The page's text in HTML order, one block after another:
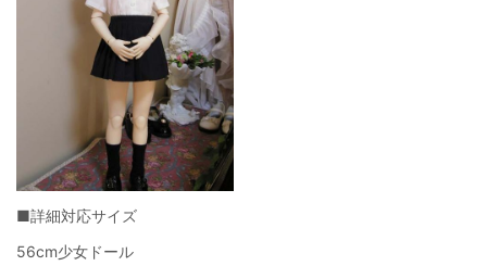
■詳細対応サイズ
56cm少女ドール